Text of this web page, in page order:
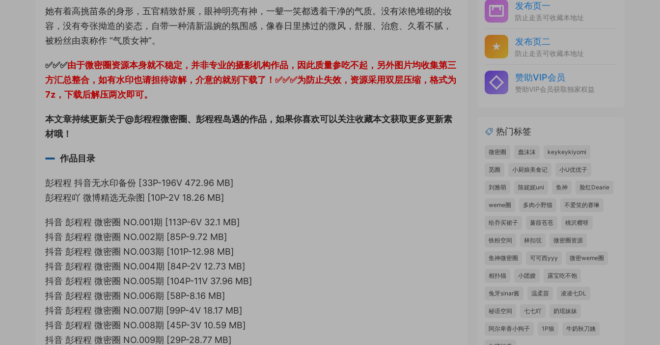
她有着高挑苗条的身形，五官精致舒展，眼神明亮有神，一颦一笑都透着干净的气质。没有浓艳堆砌的妆
容，没有夸张拗造的姿态，自带一种清新温婉的氛围感，像春日里拂过的微风，舒服、治愈、久看不腻，
被粉丝由衷称作 “气质女神”。
✅✅✅由于微密圈资源本身就不稳定，并非专业的摄影机构作品，因此质量参吃不起，另外图片均收集第三
方汇总整合，如有水印也请担待谅解，介意的就别下载了！✅✅✅为防止失效，资源采用双层压缩，格式为
7z，下载后解压两次即可。
本文章持续更新关于@彭程程微密圈、彭程程岛遇的作品，如果你喜欢可以关注收藏本文获取更多更新素
材哦！
作品目录
彭程程 抖音无水印备份 [33P-196V 472.96 MB]
彭程程吖 微博精选无杂图 [10P-2V 18.26 MB]
抖音 彭程程 微密圈 NO.001期 [113P-6V 32.1 MB]
抖音 彭程程 微密圈 NO.002期 [85P-9.72 MB]
抖音 彭程程 微密圈 NO.003期 [101P-12.98 MB]
抖音 彭程程 微密圈 NO.004期 [84P-2V 12.73 MB]
抖音 彭程程 微密圈 NO.005期 [104P-11V 37.96 MB]
抖音 彭程程 微密圈 NO.006期 [58P-8.16 MB]
抖音 彭程程 微密圈 NO.007期 [99P-4V 18.17 MB]
抖音 彭程程 微密圈 NO.008期 [45P-3V 10.59 MB]
抖音 彭程程 微密圈 NO.009期 [29P-28.77 MB]
发布页一
防止走丢可收藏本地址
发布页二
防止走丢可收藏本地址
赞助VIP会员
赞助VIP会员获取独家权益
热门标签
微密圈 蠢沫沫 keykeykiyomi
觅圈 小厨娘美食记 小U优优子
刘雅萌 陈妮妮uni 鱼神 脸红Dearie
weme圈 多肉小野猫 不爱笑的赛琳
给乔买裙子 蒹葭苍苍 桃沢樱呀
铁粉空间 林扣弦 微密圈资源
鱼神微密圈 可可西yyy 微密weme圈
相扑猫 小团嫂 露宝吃不饱
兔牙sinar酱 温柔苗 凌凌七DL
秘语空间 七七吖 奶瑶妹妹
阿尔卑香小狗子 1P狼 牛奶秋刀姨